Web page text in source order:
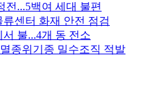
전...5백여 세대 불편
센터 화재 안전 점검
불...4개 동 전소
종위기종 밀수조직 적발